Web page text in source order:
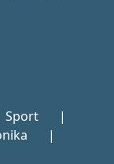
Sport
|
|